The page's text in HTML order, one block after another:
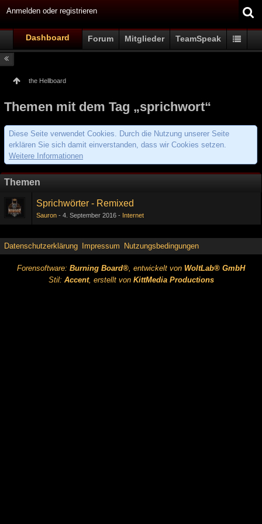
Anmelden oder registrieren
Dashboard Forum Mitglieder TeamSpeak
the Hellboard
Themen mit dem Tag „sprichwort“
Diese Seite verwendet Cookies. Durch die Nutzung unserer Seite
erklären Sie sich damit einverstanden, dass wir Cookies setzen.
Weitere Informationen
Themen
Sprichwörter - Remixed
Sauron 4. September 2016 Internet
Datenschutzerklärung Impressum Nutzungsbedingungen
Forensoftware: Burning Board®, entwickelt von WoltLab® GmbH
Stil: Accent, erstellt von KittMedia Productions